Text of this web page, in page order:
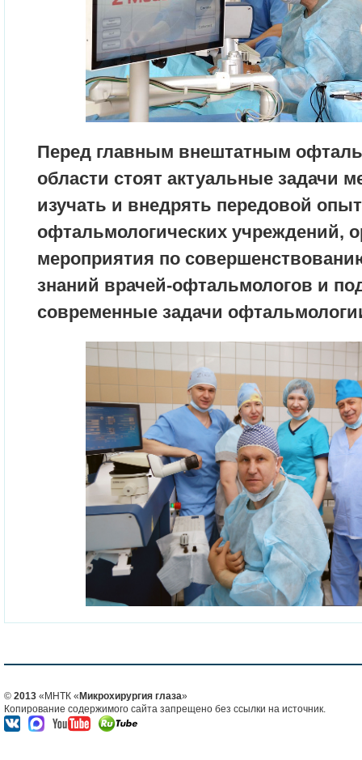
Перед главным внештатным
области стоят актуальные задачи
изучать и внедрять передовой
офтальмологических учреждений,
мероприятия по
знаний врачей-офтальмологов и
современные задачи
© 2013 «МНТК « Микрохирургия глаза»
Копирование содержимого сайта запрещено без ссылки на источник.